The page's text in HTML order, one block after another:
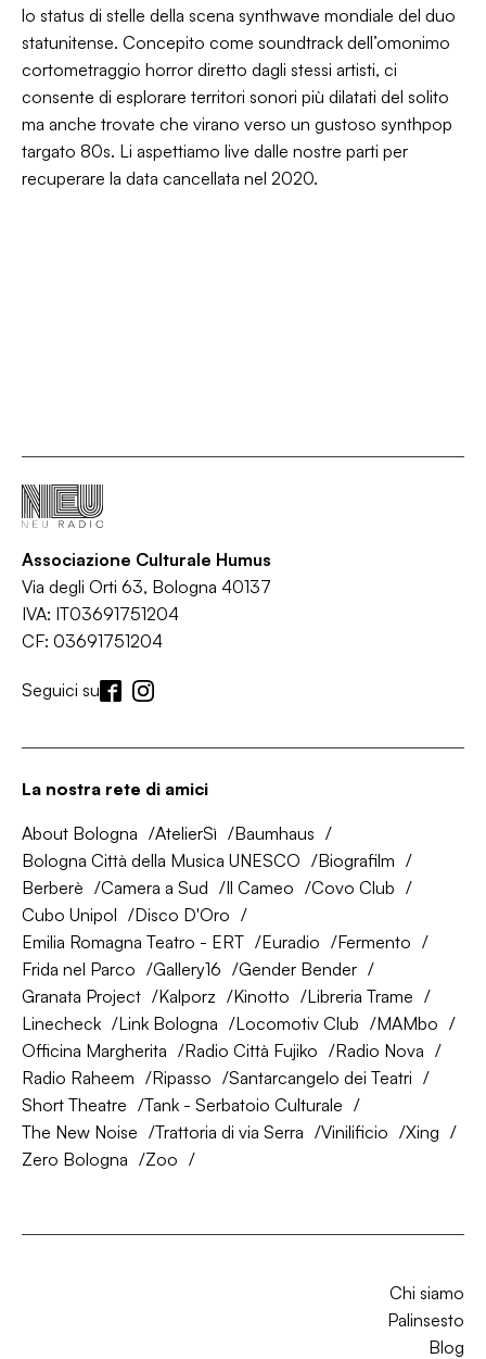
lo status di stelle della scena synthwave mondiale del duo
statunitense. Concepito come soundtrack dell’omonimo
cortometraggio horror diretto dagli stessi artisti, ci
consente di esplorare territori sonori più dilatati del solito
ma anche trovate che virano verso un gustoso synthpop
targato 80s. Li aspettiamo live dalle nostre parti per
recuperare la data cancellata nel 2020.
Associazione Culturale Humus
Via degli Orti 63, Bologna 40137
IVA: IT03691751204
CF: 03691751204
Seguici su
La nostra rete di amici
About Bologna AtelierSì
Baumhaus
Bologna Città della Musica UNESCO
Biografilm
Berberè
Camera a Sud Il Cameo
Covo Club
Cubo Unipol
Disco D'Oro
Emilia Romagna Teatro - ERT
Euradio
Fermento
Frida nel Parco
Gallery16
Gender Bender
Granata Project
Kalporz Kinotto
Libreria Trame
Linecheck
Link Bologna Locomotiv Club
MAMbo
Officina Margherita
Radio Città Fujiko
Radio Nova
Radio Raheem
Ripasso
Santarcangelo dei Teatri
Short Theatre
Tank - Serbatoio Culturale
The New Noise
Trattoria di via Serra Vinilificio
Xing
Zero Bologna
Zoo
Chi siamo
Palinsesto
Blog